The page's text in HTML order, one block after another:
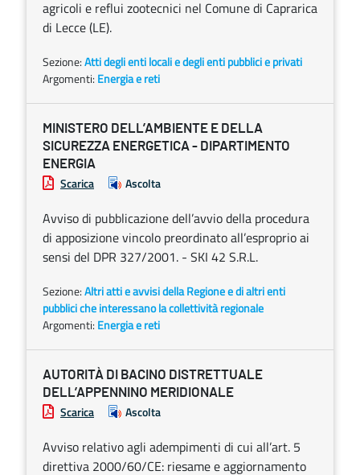
agricoli e reflui zootecnici nel Comune di Caprarica
di Lecce (LE).
Sezione:Atti degli enti locali e degli enti pubblici e privati
Argomenti: Energia e reti
MINISTERO DELL’AMBIENTE E DELLA
SICUREZZA ENERGETICA - DIPARTIMENTO
ENERGIA
Scarica Ascolta
Avviso di pubblicazione dell’avvio della procedura
di apposizione vincolo preordinato all’esproprio ai
sensi del DPR 327/2001. - SKI 42 S.R.L.
Sezione:Altri atti e avvisi della Regione e di altri enti
pubblici che interessano la collettività regionale
Argomenti: Energia e reti
AUTORITÀ DI BACINO DISTRETTUALE
DELL’APPENNINO MERIDIONALE
Scarica Ascolta
Avviso relativo agli adempimenti di cui all’art. 5
direttiva 2000/60/CE: riesame e aggiornamento